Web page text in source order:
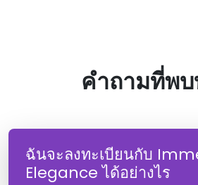
คําถามที่พ
ฉันจะลงทะเบียนกับ
Elegance ได้อย่างไร